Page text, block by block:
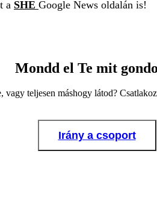
a SHE Google News oldalán is!
Mondd el Te mit
teljesen máshogy látod?
Irány a csoport